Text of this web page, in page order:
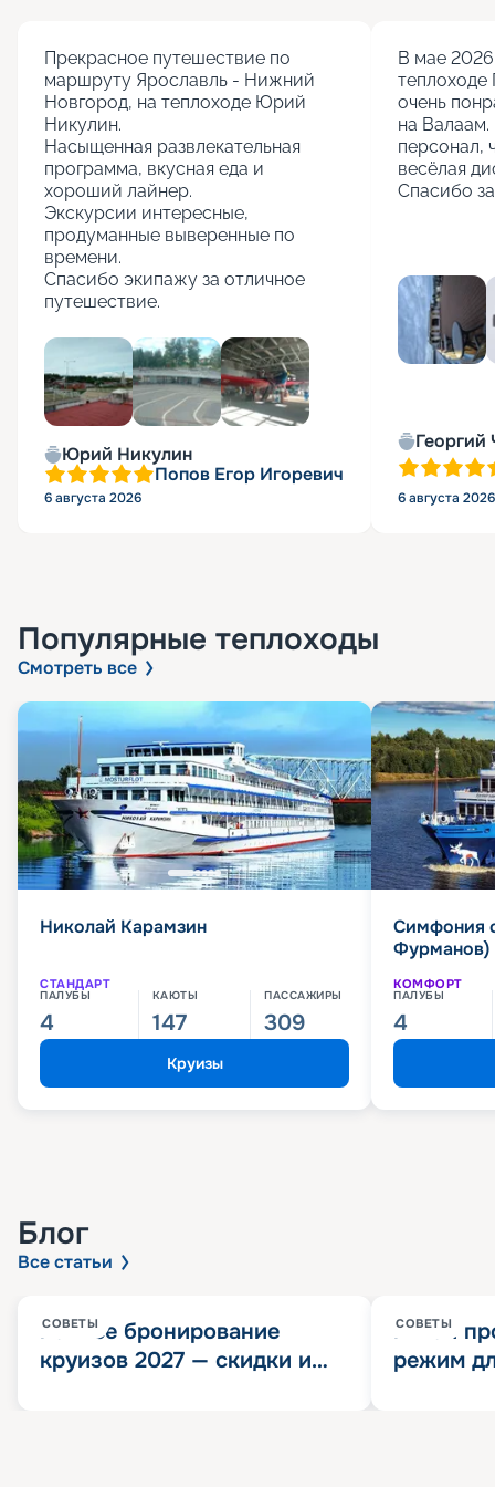
Прекрасное путешествие по
маршруту Ярославль - Нижний
Новгород, на теплоходе Юрий
Никулин.
Насыщенная развлекательная
программа, вкусная еда и
хороший лайнер.
Экскурсии интересные,
продуманные выверенные по
времени.
Спасибо экипажу за отличное
путешествие.
Юрий Никулин
Попов Егор Игоревич
6 августа 2026
В мае
теплоходе
очень
на Валаам.
персонал,
весёлая
Спасибо
Георгий
6 августа 2026
Популярные теплоходы
Смотреть все
Николай Карамзин
СТАНДАРТ
ПАЛУБЫ
4
КАЮТЫ
147
ПАССАЖИРЫ
309
Круизы
Симфония
Фурманов)
КОМФОРТ
ПАЛУБЫ
4
Блог
Все статьи
СОВЕТЫ
Раннее бронирование
круизов 2027 — скидки и
СОВЕТЫ
Китай
режим